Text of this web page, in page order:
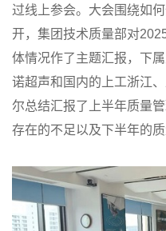
过线上参会。大会围绕如
开，集团技术质量部对
体情况作了主题汇报，下
诺超声和国内的上工浙江
尔总结汇报了上半年质量
存在的不足以及下半年的质